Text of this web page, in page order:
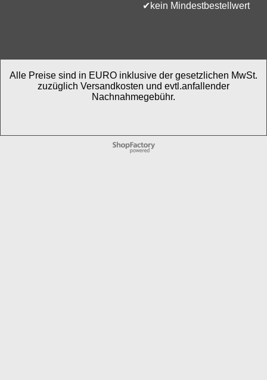
✔kein Mindestbestellwert
Alle Preise sind in EURO inklusive der gesetzlichen MwSt.
zuzüglich Versandkosten und evtl.anfallender
Nachnahmegebühr.
WebShop erstellt mit
ShopFactory Shop